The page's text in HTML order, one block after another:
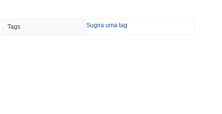
São Adiadas para 2027
Tags Sugira uma tag